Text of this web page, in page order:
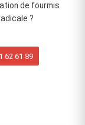
de fourmis
?
62 61 89